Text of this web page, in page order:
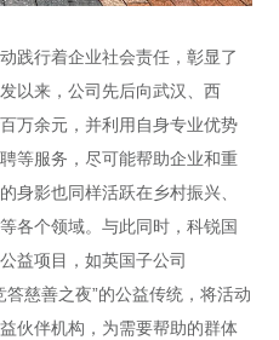
践行着企业社会责任，彰显了
以来，公司先后向武汉、西
万余元，并利用自身专业优势
等服务，尽可能帮助企业和重
身影也同样活跃在乡村振兴、
各个领域。与此同时，科锐国
益项目，如英国子公司
慈善之夜”的公益传统，将活动
伙伴机构，为需要帮助的群体